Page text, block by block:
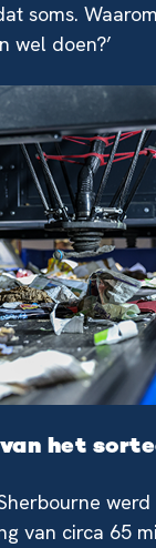
soms.
wel doen?’
het
van circa 65